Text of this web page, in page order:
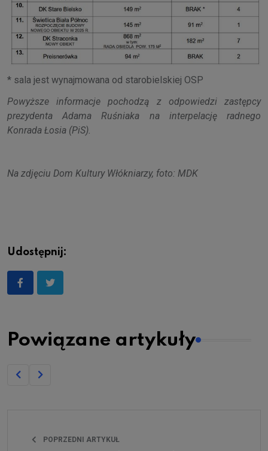
* sala jest wynajmowana od starobielskiej OSP
Powyższe informacje pochodzą z odpowiedzi zastępcy
prezydenta Adama Ruśniaka na interpelację radnego
Konrada Łosia (PiS).
Na zdjęciu Dom Kultury Włókniarzy, foto: MDK
Udostępnij:
Powiązane artykuły
POPRZEDNI ARTYKUŁ